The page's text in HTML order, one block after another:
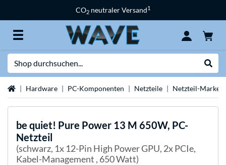
CO2 neutraler Versand1
StartseiteHardware PC-Komponenten Netzteile Netzteil-Marken
be quiet! Pure Power 13 M 650W, PC-
Netzteil
(schwarz, 1x 12-Pin High Power GPU, 2x PCIe,
Kabel-Management , 650 Watt)